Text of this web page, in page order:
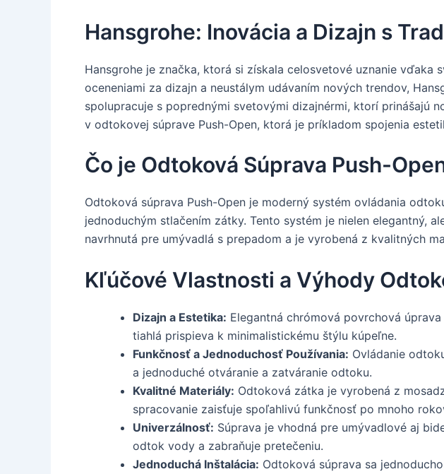
Hansgrohe: Inovácia a Dizajn s
Hansgrohe je značka, ktorá si získala celosvetové uznanie
oceneniami za dizajn a neustálym udávaním nových trendov,
spolupracuje s poprednými svetovými dizajnérmi, ktorí prinášajú
v odtokovej súprave Push-Open, ktorá je príkladom spojenia
Čo je Odtoková Súprava Push-
Odtoková súprava Push-Open je moderný systém ovládania
jednoduchým stlačením zátky. Tento systém je nielen elegantný,
navrhnutá pre umývadlá s prepadom a je vyrobená z kvalitných
Kľúčové Vlastnosti a Výhody
Dizajn a Estetika: Elegantná chrómová povrchová
tiahlá prispieva k minimalistickému štýlu kúpeľne.
Funkčnosť a Jednoduchosť Používania: Ovládanie
a jednoduché otváranie a zatváranie odtoku.
Kvalitné Materiály: Odtoková zátka je vyrobená z
spracovanie zaisťuje spoľahlivú funkčnosť po mnoho
Univerzálnosť: Súprava je vhodná pre umývadlové aj
odtok vody a zabraňuje pretečeniu.
Jednoduchá Inštalácia: Odtoková súprava sa